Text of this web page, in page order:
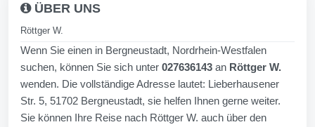
ÜBER UNS
Röttger W.
Wenn Sie einen in Bergneustadt, Nordrhein-Westfalen
suchen, können Sie sich unter 027636143 an Röttger W.
wenden. Die vollständige Adresse lautet: Lieberhausener
Str. 5, 51702 Bergneustadt, sie helfen Ihnen gerne weiter.
Sie können Ihre Reise nach Röttger W. auch über den